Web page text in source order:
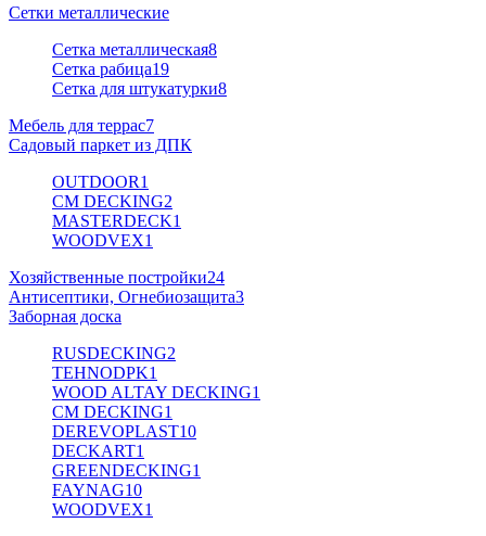
Сетки металлические
Сетка металлическая8
Сетка рабица19
Сетка для штукатурки8
Мебель для террас7
Садовый паркет из ДПК
OUTDOOR1
CM DECKING2
MASTERDECK1
WOODVEX1
Хозяйственные постройки24
Антисептики, Огнебиозащита3
Заборная доска
RUSDECKING2
TEHNODPK1
WOOD ALTAY DECKING1
CM DECKING1
DEREVOPLAST10
DECKART1
GREENDECKING1
FAYNAG10
WOODVEX1